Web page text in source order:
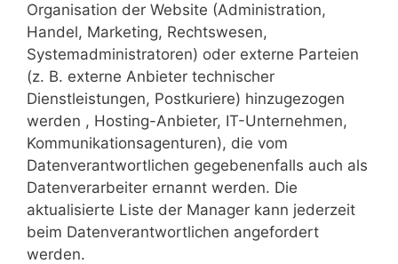
Organisation der Website (Administration,
Handel, Marketing, Rechtswesen,
Systemadministratoren) oder externe Parteien
(z. B. externe Anbieter technischer
Dienstleistungen, Postkuriere) hinzugezogen
werden , Hosting-Anbieter, IT-Unternehmen,
Kommunikationsagenturen), die vom
Datenverantwortlichen gegebenenfalls auch als
Datenverarbeiter ernannt werden. Die
aktualisierte Liste der Manager kann jederzeit
beim Datenverantwortlichen angefordert
werden.